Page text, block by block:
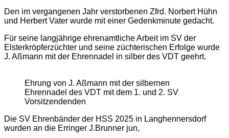
Den im vergangenen Jahr verstorbenen Zfrd. Norbert Hühn
und Herbert Vater wurde mit einer Gedenkminute gedacht.
Für seine langjährige ehrenamtliche Arbeit im SV der
Elsterkröpferzüchter und seine züchterischen Erfolge wurde
J. Aßmann mit der Ehrennadel in silber des VDT geehrt.
Ehrung von J. Aßmann mit der silbernen
Ehrennadel des VDT mit dem 1. und 2. SV
Vorsitzendenden
Die SV Ehrenbänder der HSS 2025 in Langhennersdorf
wurden an die Erringer J.Brunner jun,